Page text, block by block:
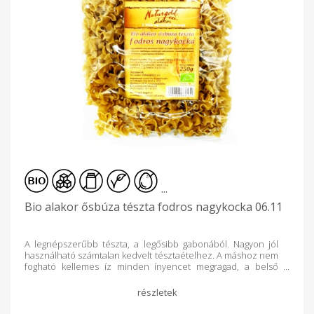
sütemények, kekszek készítéséhez. Fizikai és kémiai
tulajdonságai Hamu, % (m/m) legalább: 1,5 Nedvesség
tartalom, legfeljebb,% (m/m): 15,0 Szemcseméret, µm: 500
µm-en áteső rész legalább 85%, 315 µm-en áteső rész,
legalább 70% Esésszám (s) legalább: 200 Nettó tömeg: 1000g
Tárolása: napénytől védett, száraz, hűvös helyen. Nutri-
Score tápérték kategória: "A" A zölddel jelölt termékek („A”,
„B”) fontos részei lehetnek az étrendünknek, amelyeket
gyakrabban vagy nagyobb mennyiségben kellene
fogyasztanunk. Összetevők: bio teljes őrlésű alakor
ősbúzaliszt Átlagos tápérték/100g Energia :1637kJ / 387 kcal
Zsír : 3,2 g amelyből telített zsírsavak : 0,8 g Szénhidrát : 71,8 g
amelyből cukor : 4,1 g Élelmi rost : 3,2 g Fehérje : 7,7 g Só:
adódóan tartalmaz sót.
...
Bio alakor ősbúza tészta fodros nagykocka 06.11
A legnépszerűbb tészta, a legősibb gabonából. Nagyon jól
használható számtalan kedvelt tésztaételhez. A máshoz nem
fogható kellemes íz minden ínyencet megragad, a belső
alakor ősbúzalisztből a finom, cukor- és tojásmentes,
alacsony gluténtartalmú ételek készítéséhez ajánljuk. Mi a